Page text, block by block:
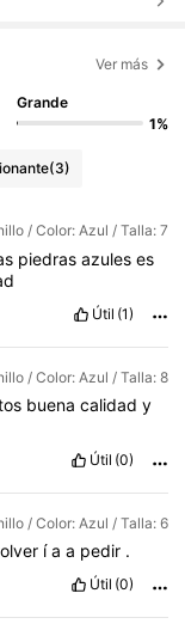
Ver más
Grande
1%
(3)
/ Color: Azul / Talla: 7
piedras azules es
Útil (1)
/ Color: Azul / Talla: 8
buena calidad y
Útil (0)
/ Color: Azul / Talla: 6
ía a pedir .
Útil (0)